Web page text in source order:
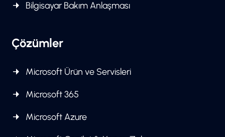
Bilgisayar Bakım Anlaşması
Çözümler
Microsoft Ürün ve Servisleri
Microsoft 365
Microsoft Azure